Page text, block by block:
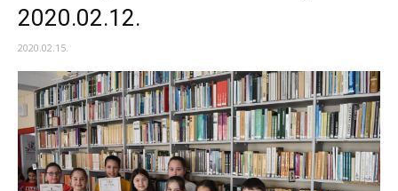
Mihály
Általános
Iskola
2020.02.12.
2020.02.15.